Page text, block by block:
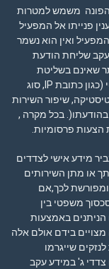
הפונה משמש למטרות
פנייתו אל המפעיל
ואין הוא נשמר
עקב שליחת הודעת
שאינם בשליטת
המפעיל, עשויים לאסוף מידע טכני באופן אוטומטי (כגון כתובת IP, סוג
שיפור השירות
בהודעתו(. בכל מקרה ,
הצעות פרסומיות.
מידע אישי לצדדים
או מתן השירותים
לכך,אם
משפטי בין
באמצעות
מצויים בידם אולם אלה
שייגרמו
ג' במידע עקב